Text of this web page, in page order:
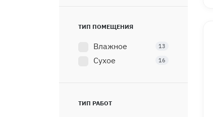
ТИП ПОМЕЩЕНИЯ
Влажное 13
Сухое 16
ТИП РАБОТ